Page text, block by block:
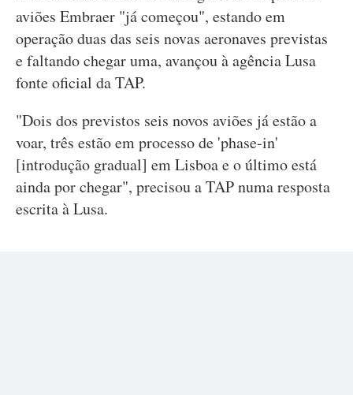
aviões Embraer "já começou", estando em
operação duas das seis novas aeronaves previstas
e faltando chegar uma, avançou à agência Lusa
fonte oficial da TAP.
"Dois dos previstos seis novos aviões já estão a
voar, três estão em processo de 'phase-in'
[introdução gradual] em Lisboa e o último está
ainda por chegar", precisou a TAP numa resposta
escrita à Lusa.